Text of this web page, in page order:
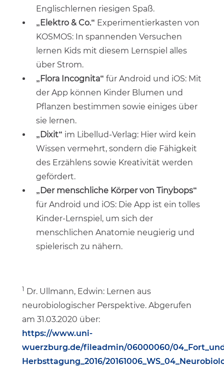
Englischlernen riesigen Spaß.
„Elektro & Co.“ Experimentierkasten von
KOSMOS: In spannenden Versuchen
lernen Kids mit diesem Lernspiel alles
über Strom.
„Flora Incognita“ für Android und iOS: Mit
der App können Kinder Blumen und
Pflanzen bestimmen sowie einiges über
sie lernen.
„Dixit“ im Libellud-Verlag: Hier wird kein
Wissen vermehrt, sondern die Fähigkeit
des Erzählens sowie Kreativität werden
gefördert.
„Der menschliche Körper von Tinybops“
für Android und iOS: Die App ist ein tolles
Kinder-Lernspiel, um sich der
menschlichen Anatomie neugierig und
spielerisch zu nähern.
1 Dr. Ullmann, Edwin: Lernen aus
neurobiologischer Perspektive. Abgerufen
am 31.03.2020 über:
https://www.uni-
wuerzburg.de/fileadmin/06000060/
Herbsttagung_2016/